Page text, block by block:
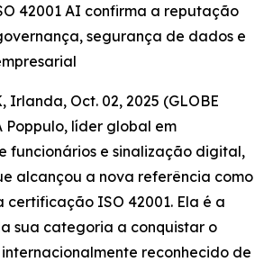
42001 AI confirma a reputação
segurança de dados e
Irlanda, Oct. 02, 2025 (GLOBE
Poppulo, líder global em
funcionários e sinalização digital,
alcançou a nova referência como
certificação ISO 42001. Ela é a
sua categoria a conquistar o
reconhecido de